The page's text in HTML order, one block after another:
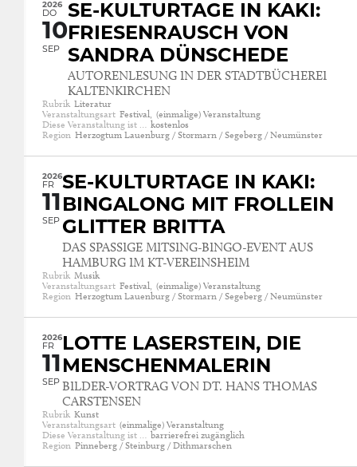
2026
DO
10
SEP
SE-KULTURTAGE IN KAKI:
FRIESENRAUSCH VON
SANDRA DÜNSCHEDE
AUTORENLESUNG IN DER STADTBÜCHEREI
KALTENKIRCHEN
Rubrik Literatur
Veranstaltungsart Festival, (einmalige) Veranstaltung
Diese Veranstaltung ist … kostenlos
Region Herzogtum Lauenburg / Stormarn / Segeberg / Neumünster
2026
FR
11
SEP
SE-KULTURTAGE IN KAKI:
BINGALONG MIT FROLLEIN
GLITTER BRITTA
DAS SPASSIGE MITSING-BINGO-EVENT AUS H
AMBURG IM KT-VEREINSHEIM
Rubrik Musik
Veranstaltungsart Festival, (einmalige) Veranstaltung
Region Herzogtum Lauenburg / Stormarn / Segeberg / Neumünster
2026
FR
11
SEP
LOTTE LASERSTEIN, DIE
MENSCHENMALERIN
BILDER-VORTRAG VON DT. HANS THOMAS
CARSTENSEN
Rubrik Kunst
Veranstaltungsart (einmalige) Veranstaltung
Diese Veranstaltung ist … barrierefrei zugänglich
Region Pinneberg / Steinburg / Dithmarschen